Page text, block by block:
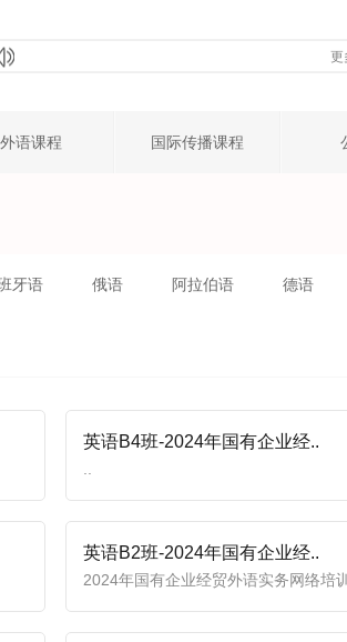
更
外语课程 国际传播课程
牙语 俄语 阿拉伯语 德语
英语B4班-2024年国有企业经..
英语B2班-2024年国有企业经..
2024年国有企业经贸外语实务网络培